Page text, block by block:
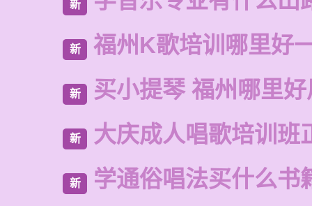
新
新 福州K歌培训哪里好
新 买小提琴 福州哪里
新 大庆成人唱歌培训班
新 学通俗唱法买什么书